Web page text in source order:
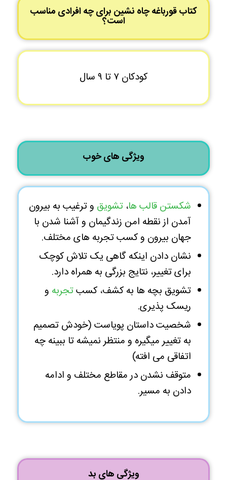
کتاب قورباغه چاه نشین برای چه افرادی مناسب
است؟
کودکان ۷ تا ۹ سال
ویژگی های خوب
شکستن قالب ها، تشویق و ترغیب به بیرون
آمدن از نقطه امن زندگیمان و آشنا شدن با
جهان بیرون و کسب تجربه های مختلف.
نشان دادن اینکه گاهی یک تلاش کوچک
برای تغییر، نتایج بزرگی به همراه دارد.
تشویق بچه ها به کشف، کسبتجربه و
ریسک پذیری.
شخصیت داستان پویاست (خودش تصمیم
به تغییر میگیره و منتظر نمیشه تا ببینه چه
اتفاقی می افته)
متوقف نشدن در مقاطع مختلف و ادامه
دادن به مسیر.
ویژگی های بد